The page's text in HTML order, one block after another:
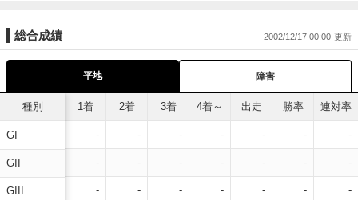
総合成績 2002/12/17 00:00
平地 障害
種別
GI
GII
GIII
1着 2着 3着 4着～ 出走 勝率 連対率
- - - - - - -
- - - - - - -
- - - - - - -